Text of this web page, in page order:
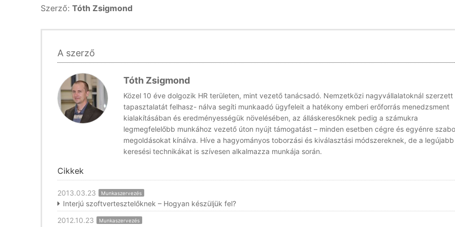
Szerző: Tóth Zsigmond
A szerző
Tóth Zsigmond
Közel 10 éve dolgozik HR területen, mint vezető tanácsadó. Nemzetközi nagyvállalatoknál szerzett
tapasztalatát felhasz- nálva segíti munkaadó ügyfeleit a hatékony emberi erőforrás menedzsment
kialakításában és eredményességük növelésében, az álláskeresőknek pedig a számukra
legmegfelelőbb munkához vezető úton nyújt támogatást – minden esetben cégre és egyénre
megoldásokat kínálva. Híve a hagyományos toborzási és kiválasztási módszereknek, de a legújabb
keresési technikákat is szívesen alkalmazza munkája során.
Cikkek
2013.03.23 Munkaszervezés
Interjú szoftvertesztelőknek – Hogyan készüljük fel?
2012.10.23
Munkaszervezés